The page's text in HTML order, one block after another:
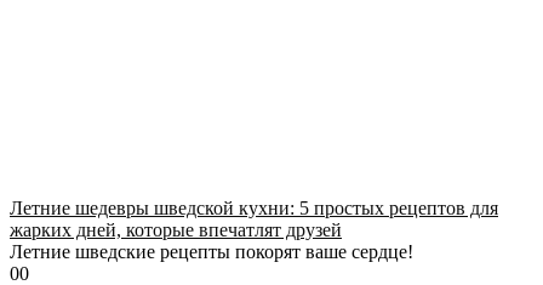
Летние шедевры шведской кухни: 5 простых рецептов для
жарких дней, которые впечатлят друзей
Летние шведские рецепты покорят ваше сердце!
00